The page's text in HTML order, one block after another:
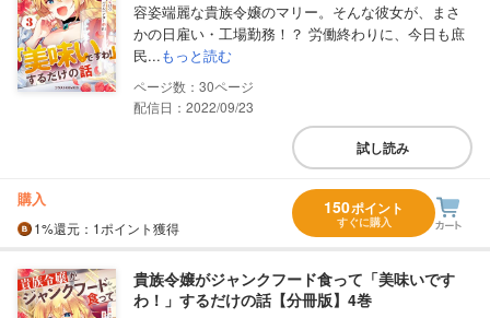
容姿端麗な貴族令嬢のマリー。そんな彼女が、まさ
かの日雇い・工場勤務！？ 労働終わりに、今日も庶
民...もっと読む
30
配信日：2022/09/23
試し読み
購入
1%還元 ：1ポイント獲得
150ポイント
すぐに購入
貴族令嬢がジャンクフード食って「美味いです
わ！」するだけの話【分冊版】4巻